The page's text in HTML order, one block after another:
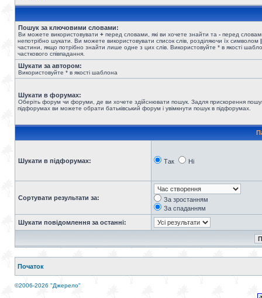
Пошук за ключовими словами:
Ви можете використовувати + перед словами, які ви хочете знайти та - перед
непотрібно шукати. Ви можете використовувати список слів, розділяючи їх символом |
частини, якщо потрібно знайти лише одне з цих слів. Використовуйте * в якості
часткового співпадання.
Шукати за автором:
Використовуйте * в якості шаблона
Шукати в форумах:
Оберіть форум чи форуми, де ви хочете здійснювати пошук. Задля прискорення
підфорумах ви можете обрати батьківський форум і увімкнути пошук в підфорумах.
Шукати в підфорумах: Так Ні
Сортувати результати за:
За зростанням
За спаданням
Шукати повідомлення за останні:
Початок
©2006-2026 "Джерело"